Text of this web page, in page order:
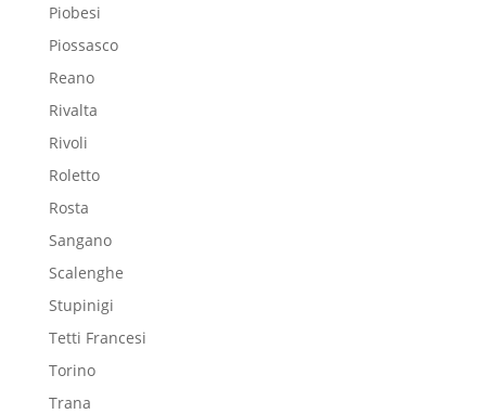
Piobesi
Piossasco
Reano
Rivalta
Rivoli
Roletto
Rosta
Sangano
Scalenghe
Stupinigi
Tetti Francesi
Torino
Trana